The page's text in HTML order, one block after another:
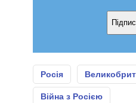
Росія
Війна з Росією